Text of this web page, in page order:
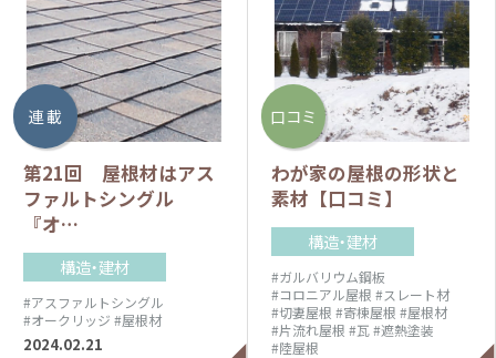
連 載
第21回 屋根材はアス
ファルトシングル
『オ…
構造・建材
#アスファルトシングル
#オークリッジ #屋根材
2024.02.21
口コミ
わが家の屋根の形状と
素材【口コミ】
構造・建材
#ガルバリウム鋼板
#コロニアル屋根 #スレート材
#切妻屋根 #寄棟屋根 #屋根材
#片流れ屋根 #瓦#遮熱塗装
#陸屋根